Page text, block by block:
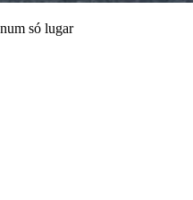
só lugar